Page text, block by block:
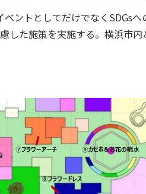
ベントとしてだけでなくSDGs
した施策を実施する。横浜市